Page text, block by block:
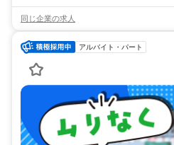
同じ企業の求人
アルバイト・パート